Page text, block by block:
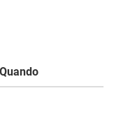
Quando